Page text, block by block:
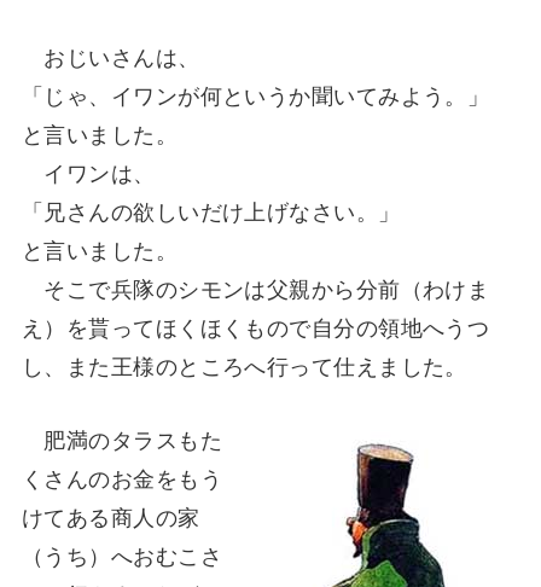
おじいさんは、
「じゃ、イワンが何というか聞いてみよう。」
と言いました。
イワンは、
「兄さんの欲しいだけ上げなさい。」
と言いました。
そこで兵隊のシモンは父親から分前（わけま
え）を貰ってほくほくもので自分の領地へうつ
し、また王様のところへ行って仕えました。
肥満のタラスもた
くさんのお金をもう
けてある商人の家
（うち）へおむこさ